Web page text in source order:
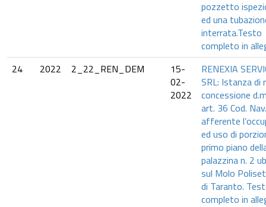
pozzetto
ed una
interrata.Testo
completo in
24
2022 2_22_REN_DEM
15-
02-
2022
RENEXIA
SRL: Istanza di
concessione
art. 36 Cod.
afferente
ed uso di
primo piano
palazzina n. 2
sul Molo
di Taranto.
completo in